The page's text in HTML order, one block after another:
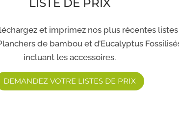
LISTE DE PRIX
et imprimez nos plus récentes
de bambou et d’Eucalyptus
incluant les accessoires.
DEMANDEZ VOTRE LISTES DE PRIX